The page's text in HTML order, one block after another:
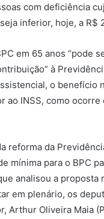
com deficiência
inferior, hoje, a R$
em 65 anos “pode
à
o benefício
ao INSS, como ocorre
reforma da
mínima para o BPC
analisou a proposta
em plenário, os
Arthur Oliveira Maia